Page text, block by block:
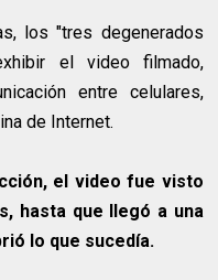
los "tres degenerados
el video filmado,
entre celulares,
de Internet.
el video fue visto
hasta que llegó a una
lo que sucedía.